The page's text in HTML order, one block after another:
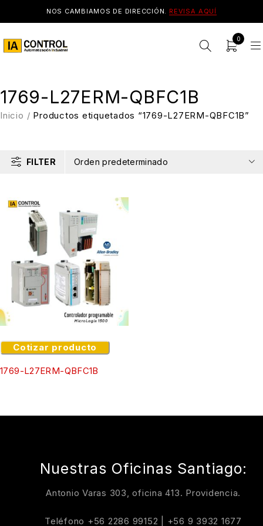
NOS CAMBIAMOS DE DIRECCIÓN. REVISA AQUÍ
0
1769-L27ERM-QBFC1B
Inicio / Productos etiquetados “1769-L27ERM-QBFC1B”
FILTER Orden predeterminado
Cotizar producto
1769-L27ERM-QBFC1B
Nuestras Oficinas Santiago:
Antonio Varas 303, oficina 413. Providencia.
Teléfono +56 2286 99152 +56 9 3932 1677